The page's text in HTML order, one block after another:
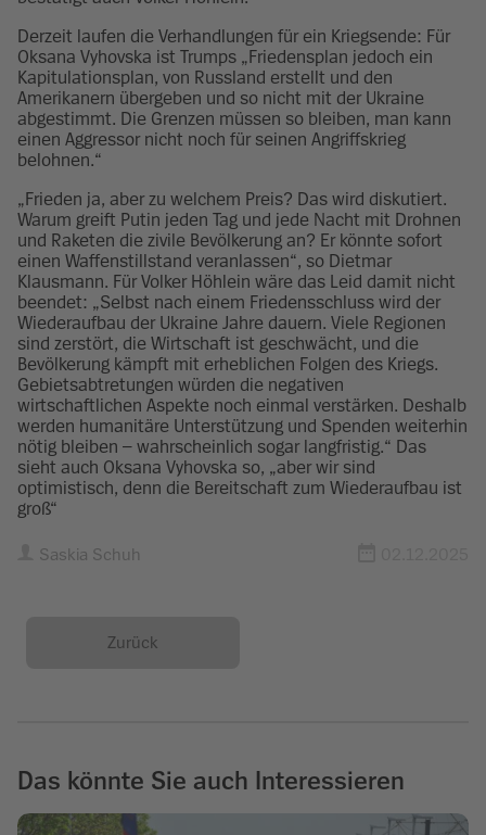
Derzeit laufen die Verhandlungen für ein Kriegsende: Für
Oksana Vyhovska ist Trumps „Friedensplan jedoch ein
Kapitulationsplan, von Russland erstellt und den
Amerikanern übergeben und so nicht mit der Ukraine
abgestimmt. Die Grenzen müssen so bleiben, man kann
einen Aggressor nicht noch für seinen Angriffskrieg
belohnen.“
„Frieden ja, aber zu welchem Preis? Das wird diskutiert.
Warum greift Putin jeden Tag und jede Nacht mit Drohnen
und Raketen die zivile Bevölkerung an? Er könnte sofort
einen Waffenstillstand veranlassen“, so Dietmar
Klausmann. Für Volker Höhlein wäre das Leid damit nicht
beendet: „Selbst nach einem Friedensschluss wird der
Wiederaufbau der Ukraine Jahre dauern. Viele Regionen
sind zerstört, die Wirtschaft ist geschwächt, und die
Bevölkerung kämpft mit erheblichen Folgen des Kriegs.
Gebietsabtretungen würden die negativen
wirtschaftlichen Aspekte noch einmal verstärken. Deshalb
werden humanitäre Unterstützung und Spenden weiterhin
nötig bleiben – wahrscheinlich sogar langfristig.“ Das
sieht auch Oksana Vyhovska so, „aber wir sind
optimistisch, denn die Bereitschaft zum Wiederaufbau ist
groß“
Saskia Schuh
Zurück
Das könnte Sie auch Interessieren